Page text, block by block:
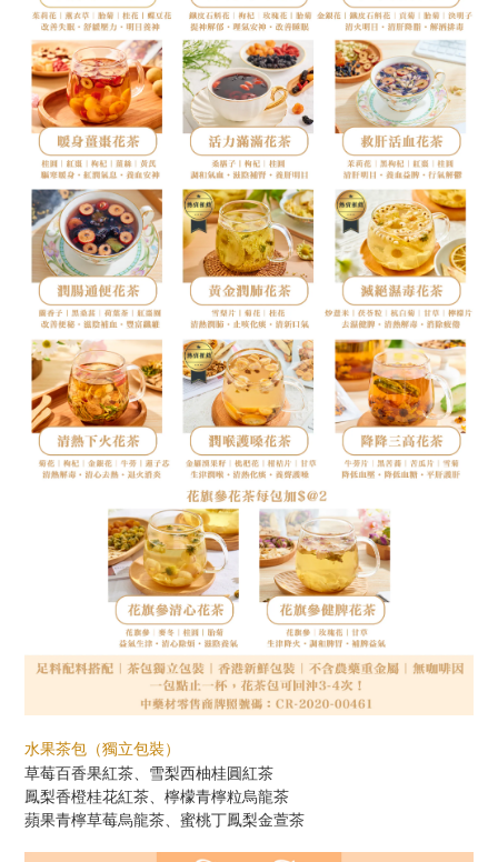
水果茶包 （獨立包裝）
草莓百香果紅茶、雪梨西柚桂圓紅茶
鳳梨香橙桂花紅茶、檸檬青檸粒烏龍茶
蘋果青檸草莓烏龍茶、蜜桃丁鳳梨金萱茶